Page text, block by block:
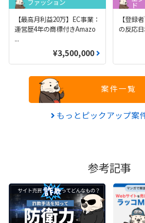
【最高月利益20万】EC事業：
運営歴4年の商標付きAmazo
...
¥3,500,000
ド
【登録
の反応
案件一覧
もっとピックアップ案
参考記事